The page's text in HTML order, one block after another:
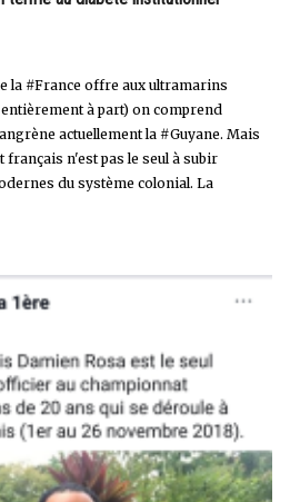
la #France offre aux ultramarins
à part) on comprend
actuellement la #Guyane. Mais
français n'est pas le seul à subir
du système colonial. La